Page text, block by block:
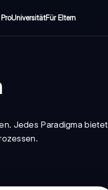
UniversitätFür Eltern
Jedes Paradigma bietet